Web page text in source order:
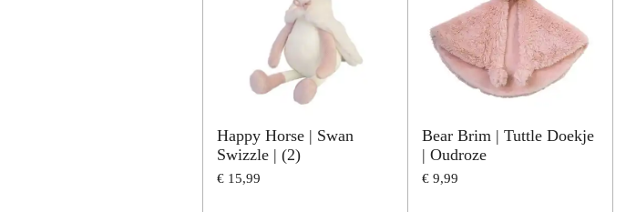
Happy Horse | Swan
Swizzle | (2)
€ 15,99
Bear Brim | Tuttle Doekje
| Oudroze
€ 9,99